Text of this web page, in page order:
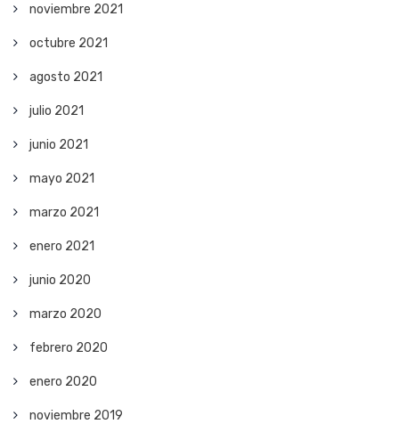
noviembre 2021
octubre 2021
agosto 2021
julio 2021
junio 2021
mayo 2021
marzo 2021
enero 2021
junio 2020
marzo 2020
febrero 2020
enero 2020
noviembre 2019